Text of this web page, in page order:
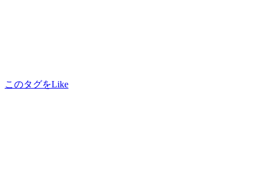
このタグをLike